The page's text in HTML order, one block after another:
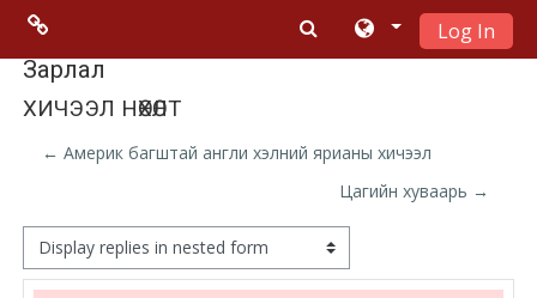
Menu 2
Moodle
Moodle
free support
Log In
Зарлал
ХИЧЭЭЛ НӨХӨЛТ
← Америк багштай англи хэлний ярианы хичээл
Цагийн хуваарь →
Display mode